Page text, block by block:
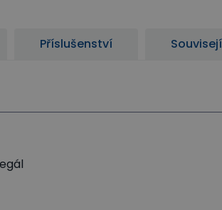
Příslušenství